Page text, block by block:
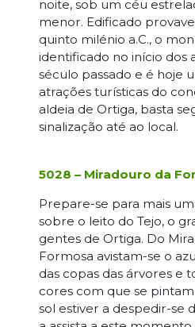
noite, sob um céu
menor. Edificado
quinto milénio a.C., o
identificado no início dos
século passado e é hoje
atrações turísticas do
aldeia de Ortiga, basta
sinalização até ao local.
5028 – Miradouro da
Prepare-se para mais
sobre o leito do Tejo, o
gentes de Ortiga. Do
Formosa avistam-se o
das copas das árvores e
cores com que se pintam
sol estiver a despedir-se